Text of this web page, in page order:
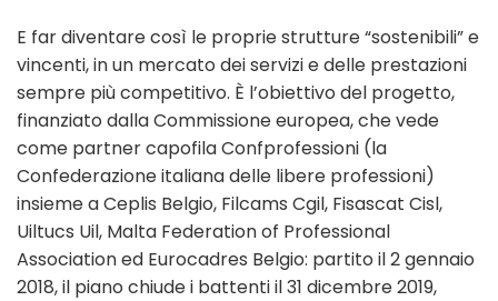
E far diventare così le proprie strutture “sostenibili” e
vincenti, in un mercato dei servizi e delle prestazioni
sempre più competitivo. È l’obiettivo del progetto,
finanziato dalla Commissione europea, che vede
come partner capofila Confprofessioni (la
Confederazione italiana delle libere professioni)
insieme a Ceplis Belgio, Filcams Cgil, Fisascat Cisl,
Uiltucs Uil, Malta Federation of Professional
Association ed Eurocadres Belgio: partito il 2 gennaio
2018, il piano chiude i battenti il 31 dicembre 2019,